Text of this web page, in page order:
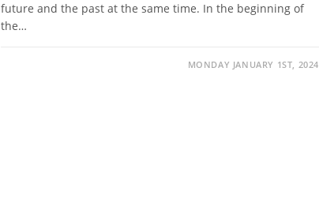
future and the past at the same time. In the beginning of
the…
MONDAY JANUARY 1ST, 2024